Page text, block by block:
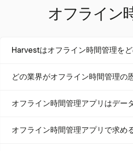
オフライン
Harvestはオフライン時間管理を
間を記録できます。接続が復元され
どの業界がオフライン時間管理の
を受けます。これらのセクターは接
オフライン時間管理アプリはデー
化します。この方法は、接続の問題
オフライン時間管理アプリで求め